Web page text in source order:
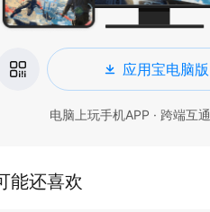
应用宝电脑版
电脑上玩手机APP · 跨端互通
能还喜欢